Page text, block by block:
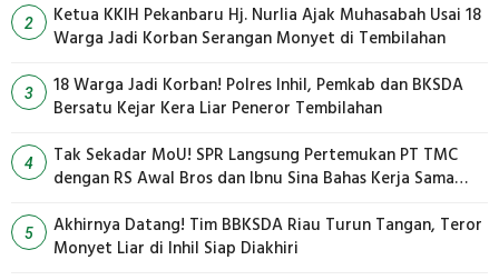
2
Ketua KKIH Pekanbaru Hj. Nurlia Ajak Muhasabah Usai 18
Warga Jadi Korban Serangan Monyet di Tembilahan
3
18 Warga Jadi Korban! Polres Inhil, Pemkab dan BKSDA
Bersatu Kejar Kera Liar Peneror Tembilahan
4
Tak Sekadar MoU! SPR Langsung Pertemukan PT TMC
dengan RS Awal Bros dan Ibnu Sina Bahas Kerja Sama
5
Akhirnya Datang! Tim BBKSDA Riau Turun Tangan, Teror
Monyet Liar di Inhil Siap Diakhiri